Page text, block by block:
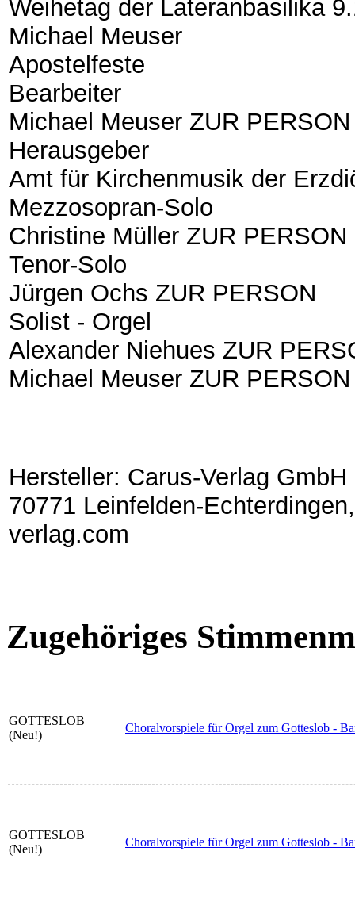
Weihetag der Lateranbasilika
Michael Meuser
Apostelfeste
Bearbeiter
Michael Meuser ZUR PERSON
Herausgeber
Amt für Kirchenmusik der
Mezzosopran-Solo
Christine Müller ZUR PERSON
Tenor-Solo
Jürgen Ochs ZUR PERSON
Solist - Orgel
Alexander Niehues ZUR
Michael Meuser ZUR PERSON
Hersteller: Carus-Verlag
70771 Leinfelden-
verlag.com
Zugehöriges
GOTTESLOB
(Neu!)
Choralvorspiele für Orgel zum Gotteslob -
GOTTESLOB
(Neu!)
Choralvorspiele für Orgel zum Gotteslob -